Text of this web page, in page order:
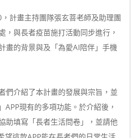
計畫主持團隊張玄菩老師及助理團
，與長者疫苗施打活動同步進行，
畫的背景與及「為愛AI陪伴」手機
們介紹了本計畫的發展與宗旨，並
APP現有的多項功能。於介紹後，
助填寫「長者生活問卷」，並請他